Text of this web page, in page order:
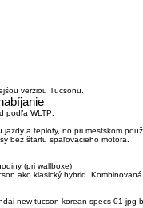
verziou Tucsonu.
podľa WLTP:
jazdy a teploty, no pri mestskom
bez štartu spaľovacieho motora.
(pri wallboxe)
ako klasický hybrid.